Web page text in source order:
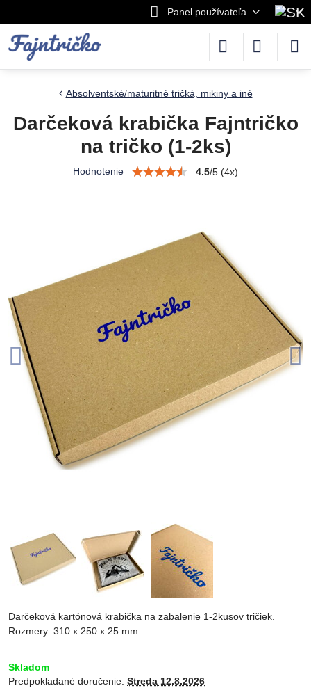
Panel používateľa
Absolventské/maturitné tričká, mikiny a iné
Darčeková krabička Fajntričko
na tričko (1-2ks)
Hodnotenie 4.5/5 (4x)
Darčeková kartónová krabička na zabalenie 1-2kusov tričiek.
Rozmery: 310 x 250 x 25 mm
Skladom
Predpokladané doručenie: Streda 12.8.2026